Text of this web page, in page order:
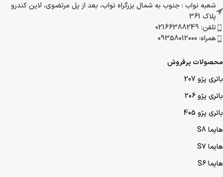
شعبه نواب : جنوب به شمال بزرگراه نواب، بعد از پل مرتضوی، لاین کندرو
پلاک 361
تلفن: 02166388249
همراه: 09358012000
محصولات پرفروش
باتری پژو 207
باتری پژو 206
باتری پژو 405
هایما S8
هایما S7
هایما S6